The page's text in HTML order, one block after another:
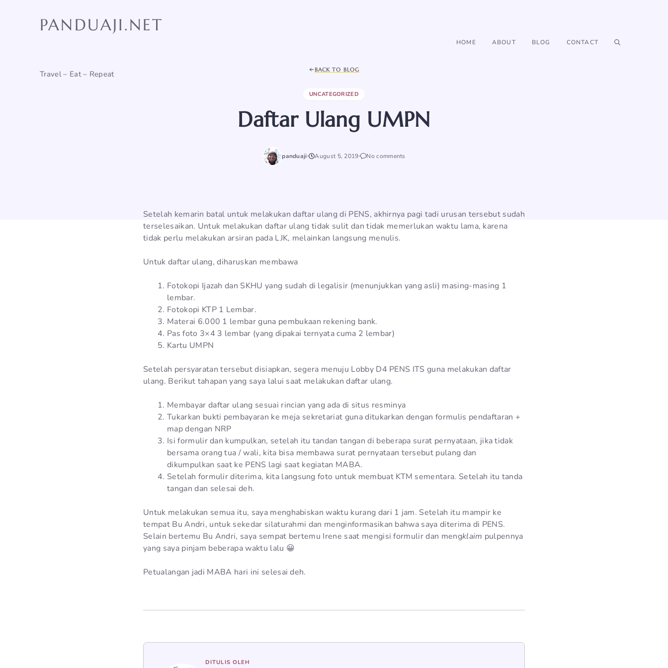
PANDUAJI.NET
Travel – Eat – Repeat
HOME ABOUT BLOG CONTACT
BACK TO BLOG
UNCATEGORIZED
Daftar Ulang UMPN
panduaji August 5, 2019 No comments
Setelah kemarin batal untuk melakukan daftar ulang di PENS, akhirnya pagi tadi urusan tersebut sudah
terselesaikan. Untuk melakukan daftar ulang tidak sulit dan tidak memerlukan waktu lama, karena
tidak perlu melakukan arsiran pada LJK, melainkan langsung menulis.
Untuk daftar ulang, diharuskan membawa
Fotokopi Ijazah dan SKHU yang sudah di legalisir (menunjukkan yang asli) masing-masing 1
lembar.
Fotokopi KTP 1 Lembar.
Materai 6.000 1 lembar guna pembukaan rekening bank.
Pas foto 3×4 3 lembar (yang dipakai ternyata cuma 2 lembar)
Kartu UMPN
Setelah persyaratan tersebut disiapkan, segera menuju Lobby D4 PENS ITS guna melakukan daftar
ulang. Berikut tahapan yang saya lalui saat melakukan daftar ulang.
Membayar daftar ulang sesuai rincian yang ada di situs resminya
Tukarkan bukti pembayaran ke meja sekretariat guna ditukarkan dengan formulis pendaftaran +
map dengan NRP
Isi formulir dan kumpulkan, setelah itu tandan tangan di beberapa surat pernyataan, jika tidak
bersama orang tua / wali, kita bisa membawa surat pernyataan tersebut pulang dan
dikumpulkan saat ke PENS lagi saat kegiatan MABA.
Setelah formulir diterima, kita langsung foto untuk membuat KTM sementara. Setelah itu tanda
tangan dan selesai deh.
Untuk melakukan semua itu, saya menghabiskan waktu kurang dari 1 jam. Setelah itu mampir ke
tempat Bu Andri, untuk sekedar silaturahmi dan menginformasikan bahwa saya diterima di PENS.
Selain bertemu Bu Andri, saya sempat bertemu Irene saat mengisi formulir dan mengklaim pulpennya
yang saya pinjam beberapa waktu lalu 😀
Petualangan jadi MABA hari ini selesai deh.
DITULIS OLEH